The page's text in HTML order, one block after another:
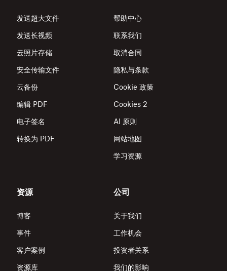
发送超大文件
发送长视频
云照片存储
安全传输文件
云备份
编辑 PDF
电子签名
转换为 PDF
帮助中心
联系我们
取消合同
隐私与条款
Cookie 政策
Cookies 2
AI 原则
网站地图
学习资源
资源
博客
事件
客户案例
资源库
公司
关于我们
工作机会
投资者关系
我们的影响